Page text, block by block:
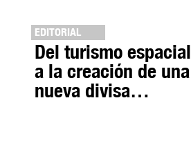
EDITORIAL
Del turismo espacial
a la creación de una
nueva divisa…